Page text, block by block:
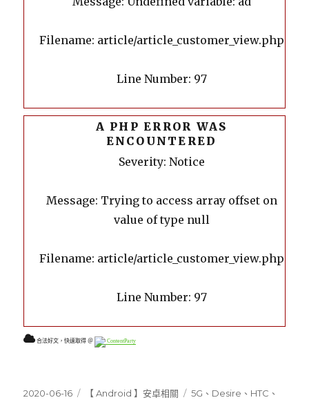
Filename: article/article_customer_view.php
Line Number: 97
A PHP ERROR WAS
ENCOUNTERED
Severity: Notice
Message: Trying to access array offset on
value of type null
Filename: article/article_customer_view.php
Line Number: 97
合法好文，快速取得 ＠ ContentParty
發
2020-06-16
分【 Android 】安卓相關
標
5G 、 Desire 、 HTC 、